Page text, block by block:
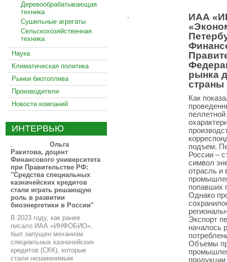
Деревообрабатывающая
техника
Сушильные агрегаты
Сельскохозяйственная
техника
Наука
Климатическая политика
Рынки биотоплива
Производители
Новости компаний
ИНТЕРВЬЮ
Ольга
Ракитова, доцент
Финансового университета
при Правительстве РФ:
"Средства специальных
казначейских кредитов
стали играть решающую
роль в развитии
биоэнергетики в России"
В 2023 году, как ранее
писало ИАА «ИНФОБИО»,
был запущен механизм
специальных казначейских
кредитов (СКК), которые
стали незаменимым
ИАА
рынка
страны
Как
подъем.
России –
символ
отрасль и
попавших
Однако
Экспорт
началось
Объемы